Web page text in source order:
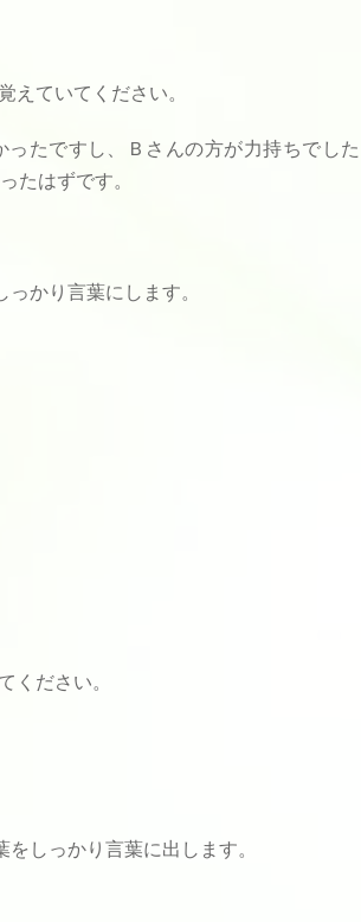
えていてください。
たですし、Ｂさんの方が力持ちでした
たはずです。
かり言葉にします。
ください。
しっかり言葉に出します。